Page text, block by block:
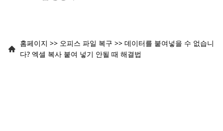
홈페이지 >> 오피스 파일 복구 >> 데이터를 붙여넣을 수 없습니
다? 엑셀 복사 붙여 넣기 안될 때 해결법